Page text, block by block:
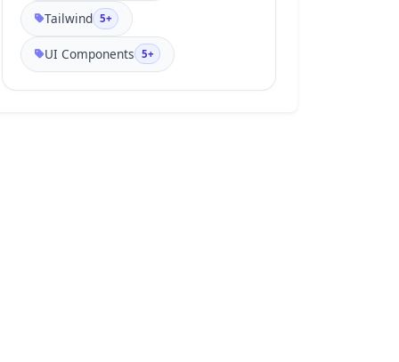
6.43c.719-1.675 1.172-4.056.884-
8.813-.296-4.907-1.287-11.23-
2.769-20.588-1.481-9.358-2.49-
15.674-3.725-20.434-1.197-4.614-
Tailwind 5+
UI Components 5+